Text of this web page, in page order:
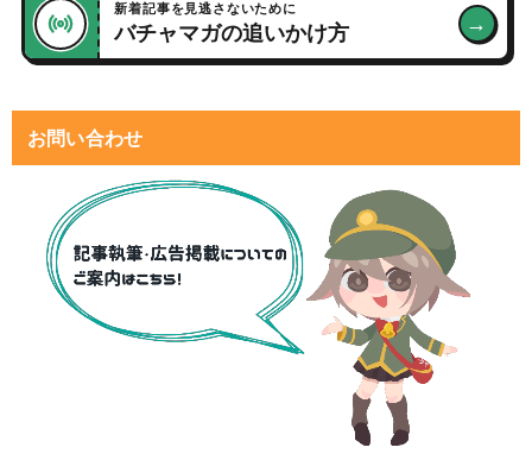
新着記事を見逃さないために
バチャマガの追いかけ方 →
お問い合わせ